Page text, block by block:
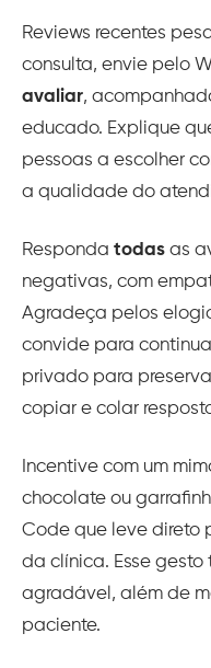
Reviews recentes
consulta, envie pelo
avaliar,
educado. Explique
pessoas a escolher
a qualidade do
Responda todas as
negativas, com
Agradeça pelos
convide para
privado para
copiar e colar
Incentive com um
chocolate ou
Code que leve direto
da clínica. Esse
agradável, além de
paciente.